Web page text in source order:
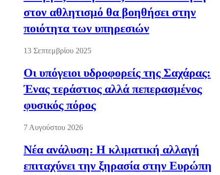
στον αθλητισμό θα βοηθήσει στην
ποιότητα των υπηρεσιών
13 Σεπτεμβρίου 2025
Οι υπόγειοι υδροφορείς της Σαχάρας:
Ένας τεράστιος αλλά πεπερασμένος
φυσικός πόρος
7 Αυγούστου 2026
Νέα ανάλυση: Η κλιματική αλλαγή
επιταχύνει την ξηρασία στην Ευρώπη